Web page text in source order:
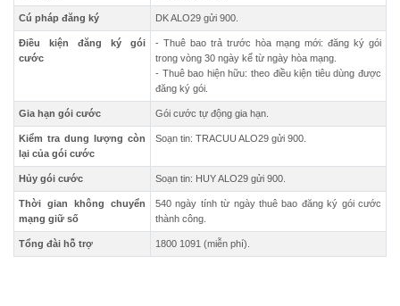
Cú pháp đăng ký DK ALO29 gửi 900.
Điều kiện đăng ký gói
cước
- Thuê bao trả trước hòa mạng mới: đăng ký gói
trong vòng 30 ngày kể từ ngày hòa mạng.
- Thuê bao hiện hữu: theo điều kiện tiêu dùng được
đăng ký gói.
Gia hạn gói cước Gói cước tự động gia hạn.
Kiểm tra dung lượng còn
lại của gói cước
Soạn tin: TRACUU ALO29 gửi 900.
Hủy gói cước Soạn tin: HUY ALO29 gửi 900.
Thời gian không chuyển
mạng giữ số
540 ngày tính từ ngày thuê bao đăng ký gói cước
thành công.
Tổng đài hỗ trợ 1800 1091 (miễn phí).